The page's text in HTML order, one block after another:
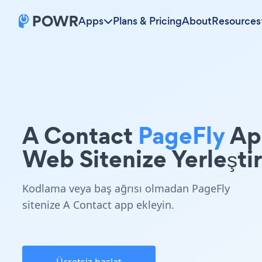
Apps Plans & PricingAboutResources
A Contact PageFly
Web Sitenize
Kodlama veya baş ağrısı olmadan PageFly
sitenize A Contact app ekleyin.